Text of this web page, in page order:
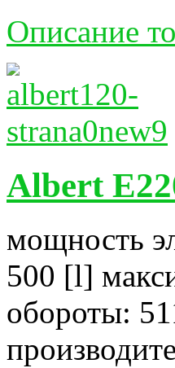
Описание
Albert
мощность
500 [l]
обороты: